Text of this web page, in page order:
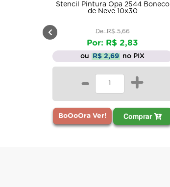
Stencil Pintura Opa 2544 Boneco
de Neve 10x30
De: R$ 5,66
Por: R$ 2,83
ou R$ 2,69 no PIX
- +
BoOoOra Ver! Comprar